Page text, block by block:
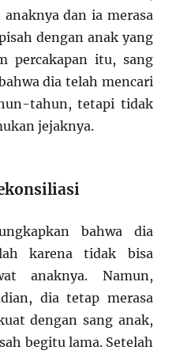
dan ia merasa
dengan anak yang
percakapan itu, sang
dia telah mencari
tahun, tetapi tidak
jejaknya.
bahwa dia
karena tidak bisa
anaknya. Namun,
dia tetap merasa
dengan sang anak,
begitu lama. Setelah